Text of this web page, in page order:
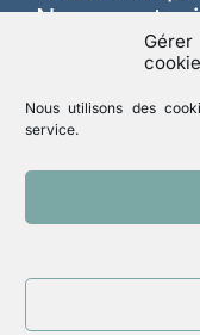
Nous utilisons des
service.
Nous
Lutte contre
Mentions légales
Politique de